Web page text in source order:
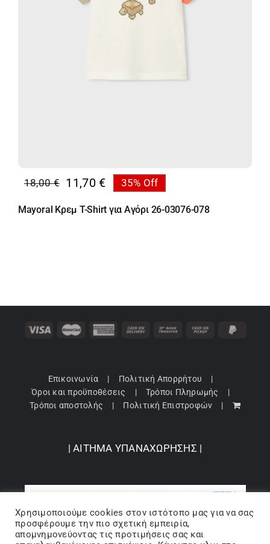
18,00€
Original
price
was:
11,70 €
Η
τρέχουσα
τιμή
35% Off
Mayoral Κρεμ T-Shirt για Αγόρι 26-03076-078
Επικοινωνία
Πολιτική Απορρήτου
Όροι και προϋποθέσεις
Τρόποι Πληρωμής
Τρόποι αποστολής
Πολιτική Επιστροφών
| ΑΙΤΗΜΑ ΥΠΑΝΑΧΩΡΗΣΗΣ |
Χρησιμοποιούμε cookies στον ιστότοπo μας για να σας
προσφέρουμε την πιο σχετική εμπειρία,
απομνημονεύοντας τις προτιμήσεις σας και